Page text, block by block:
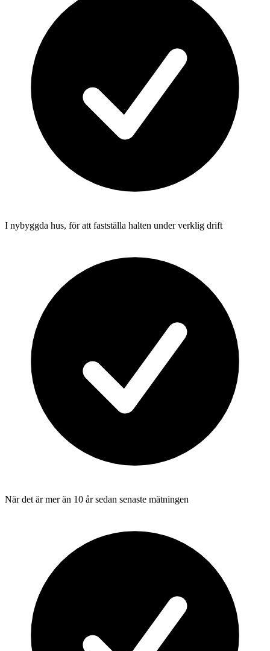
I nybyggda hus, för att fastställa halten under verklig drift
När det är mer än 10 år sedan senaste mätningen